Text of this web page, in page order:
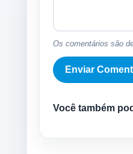
Os comentários são
Você também